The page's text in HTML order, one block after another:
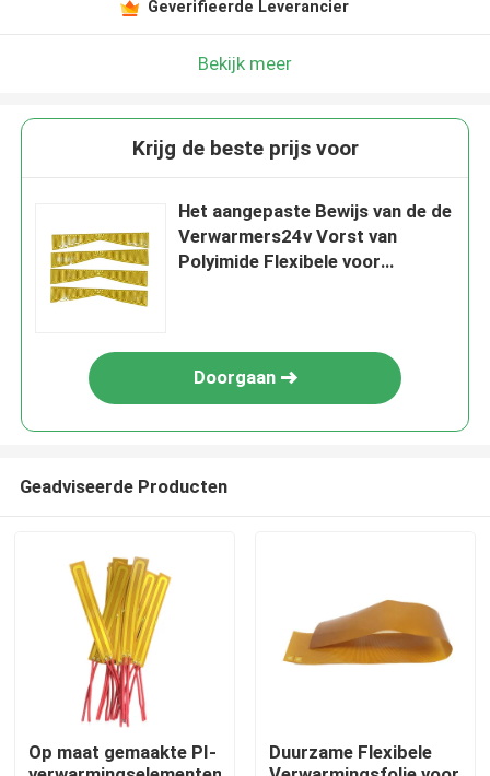
Geverifieerde Leverancier
Bekijk meer
Krijg de beste prijs voor
Het aangepaste Bewijs van de de
Verwarmers24v Vorst van
Polyimide Flexibele voor
Doorgaan
Geadviseerde Producten
Op maat gemaakte PI-
Duurzame Flexibele